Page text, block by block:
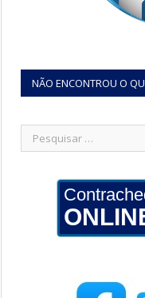
NÃO ENCONTROU O